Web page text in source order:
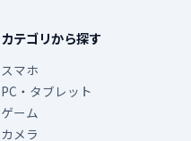
カテゴリから探す
スマホ
PC・タブレット
ゲーム
カメラ